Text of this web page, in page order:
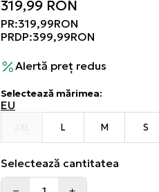
319,99 RON
PR:319,99RON
PRDP:399,99RON
Alertă preț redus
Selectează mărimea:
EU
L M S
Selectează cantitatea